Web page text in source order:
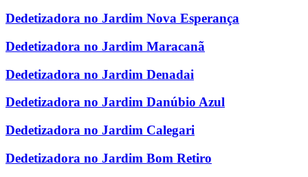
Dedetizadora no Jardim Nova Esperança
Dedetizadora no Jardim Maracanã
Dedetizadora no Jardim Denadai
Dedetizadora no Jardim Danúbio Azul
Dedetizadora no Jardim Calegari
Dedetizadora no Jardim Bom Retiro